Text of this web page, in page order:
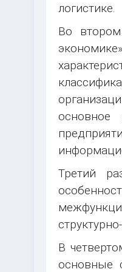
логистике.
Во
основное
Третий
В
основные